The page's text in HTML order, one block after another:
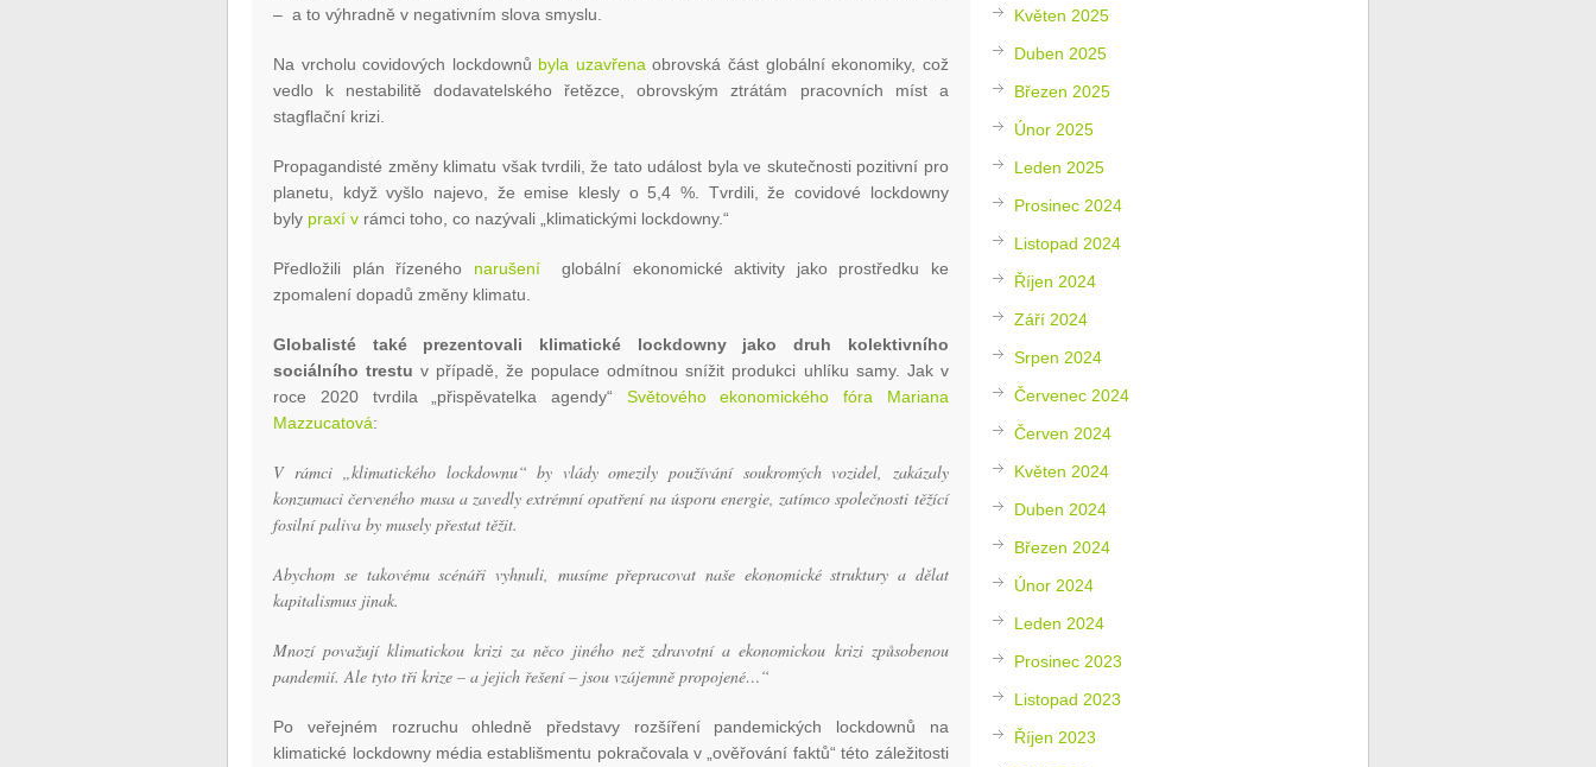
– a to výhradně v negativním slova smyslu.
Na vrcholu covidových lockdownů byla uzavřena obrovská část globální ekonomiky, což
vedlo k nestabilitě dodavatelského řetězce, obrovským ztrátám pracovních míst a
stagflační krizi.
Propagandisté změny klimatu však tvrdili, že tato událost byla ve skutečnosti pozitivní pro
planetu, když vyšlo najevo, že emise klesly o 5,4 %. Tvrdili, že covidové lockdowny
byly praxí v rámci toho, co nazývali „klimatickými lockdowny.“
Předložili plán řízeného narušeníglobální ekonomické aktivity jako prostředku ke
zpomalení dopadů změny klimatu.
Globalisté také prezentovali klimatické lockdowny jako druh kolektivního
sociálního trestu v případě, že populace odmítnou snížit produkci uhlíku samy. Jak v
roce 2020 tvrdila „přispěvatelka agendy“ Světového ekonomického fóra Mariana
Mazzucatová:
V rámci „klimatického lockdownu“ by vlády omezily používání soukromých vozidel, zakázaly
konzumaci červeného masa a zavedly extrémní opatření na úsporu energie, zatímco společnosti těžící
fosilní paliva by musely přestat těžit.
Abychom se takovému scénáři vyhnuli, musíme přepracovat naše ekonomické struktury a dělat
kapitalismus jinak.
Mnozí považují klimatickou krizi za něco jiného než zdravotní a ekonomickou krizi způsobenou
pandemií. Ale tyto tři krize – a jejich řešení – jsou vzájemně propojené…“
Po veřejném rozruchu ohledně představy rozšíření pandemických lockdownů na
klimatické lockdowny média establišmentu pokračovala v „ověřování faktů“ této záležitosti
Květen 2025
Duben 2025
Březen 2025
Únor 2025
Leden 2025
Prosinec 2024
Listopad 2024
Říjen 2024
Září 2024
Srpen 2024
Červenec 2024
Červen 2024
Květen 2024
Duben 2024
Březen 2024
Únor 2024
Leden 2024
Prosinec 2023
Listopad 2023
Říjen 2023